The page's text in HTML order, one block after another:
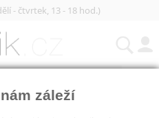
- čtvrtek, 13 - 18 hod.)
záleží